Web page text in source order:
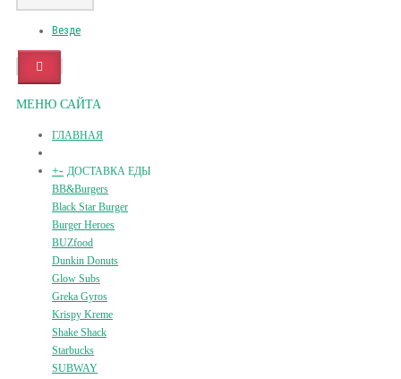
Везде
МЕНЮ САЙТА
ГЛАВНАЯ
+- ДОСТАВКА ЕДЫ
BB&Burgers
Black Star Burger
Burger Heroes
BUZfood
Dunkin Donuts
Glow Subs
Greka Gyros
Krispy Kreme
Shake Shack
Starbucks
SUBWAY